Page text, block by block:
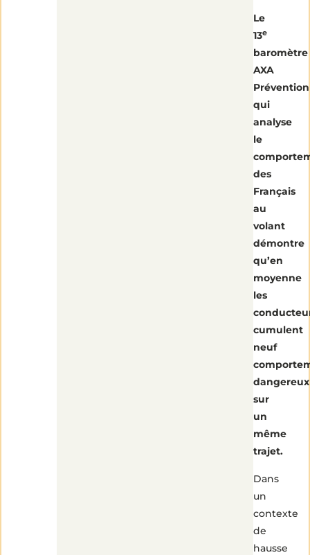
Le
13e
baromètre
AXA
Prévention
qui
analyse
le
des
Français
au
volant
démontre
qu’en
moyenne
les
cumulent
neuf
dangereux
sur
un
même
trajet.
Dans
un
contexte
de
hausse